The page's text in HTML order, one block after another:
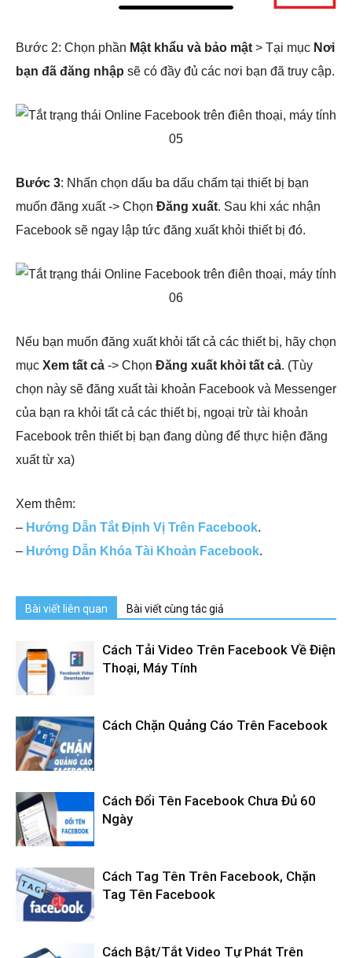
Bước 2: Chọn phần Mật khẩu và bảo mật > Tại mục Nơi
bạn đã đăng nhập sẽ có đầy đủ các nơi bạn đã truy cập.
Bước 3: Nhấn chọn dấu ba dấu chấm tại thiết bị bạn
muốn đăng xuất -> Chọn Đăng xuất. Sau khi xác nhận
Facebook sẽ ngay lập tức đăng xuất khỏi thiết bị đó.
Nếu bạn muốn đăng xuất khỏi tất cả các thiết bị, hãy chọn
mục Xem tất cả -> Chọn Đăng xuất khỏi tất cả. (Tùy
chọn này sẽ đăng xuất tài khoản Facebook và Messenger
của bạn ra khỏi tất cả các thiết bị, ngoại trừ tài khoản
Facebook trên thiết bị bạn đang dùng để thực hiện đăng
xuất từ xa)
Xem thêm:
– Hướng Dẫn Tắt Định Vị Trên Facebook.
– Hướng Dẫn Khóa Tài Khoản Facebook.
Bài viết liên quan Bài viết cùng tác giả
Cách Tải Video Trên Facebook Về Điện
Thoại, Máy Tính
Cách Chặn Quảng Cáo Trên Facebook
Cách Đổi Tên Facebook Chưa Đủ 60
Ngày
Cách Tag Tên Trên Facebook, Chặn
Tag Tên Facebook
Cách Bật/Tắt Video Tự Phát Trên